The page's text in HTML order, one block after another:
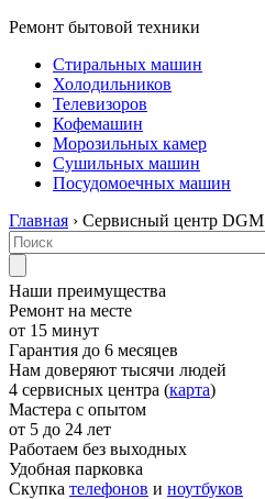
Ремонт бытовой техники
Стиральных машин
Холодильников
Телевизоров
Кофемашин
Морозильных камер
Сушильных машин
Посудомоечных машин
Главная › Сервисный центр DGM
Наши преимущества
Ремонт на месте
от 15 минут
Гарантия до 6 месяцев
Нам доверяют тысячи людей
4 сервисных центра (карта)
Мастера с опытом
от 5 до 24 лет
Работаем без выходных
Удобная парковка
Скупка телефонов и ноутбуков